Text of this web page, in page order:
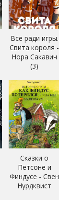
Все ради игры.
Свита короля -
Нора Сакавич
(3)
Сказки о
Петсоне и
Финдусе - Свен
Нурдквист